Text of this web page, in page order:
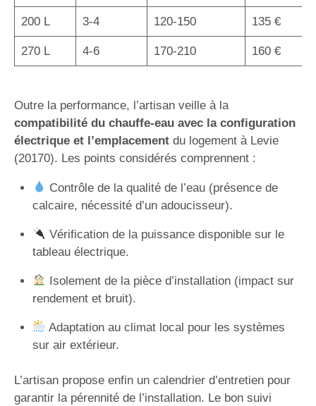
200 L 3-4 120-150 135 €
270 L 4-6 170-210 160 €
Outre la performance, l’artisan veille à la
compatibilité du chauffe-eau avec la configuration
électrique et l’emplacement du logement à Levie
(20170). Les points considérés comprennent :
Contrôle de la qualité de l’eau (présence de
calcaire, nécessité d’un adoucisseur).
Vérification de la puissance disponible sur le
tableau électrique.
Isolement de la pièce d’installation (impact sur
rendement et bruit).
Adaptation au climat local pour les systèmes
sur air extérieur.
L’artisan propose enfin un calendrier d’entretien pour
garantir la pérennité de l’installation. Le bon suivi